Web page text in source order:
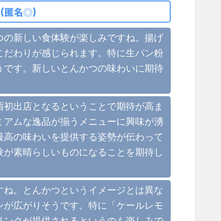
(匿名◎)
新しい食体験が楽しみですね。揚げ
わりが感じられます。特に生パン粉
す。新しいとんかつの味わいに期待
出店となるということで期待が高ま
ムな逸品が揃うメニューに興味が湧
の味わいを提供する姿勢が伝わって
素晴らしいものになることを期待し
。とんかつというイメージとは異な
広がりそうです。特に「ケールレモ